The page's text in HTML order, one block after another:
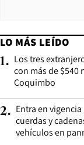
LO MÁS LEÍDO
1. Los tres
con más de $540
Coquimbo
2. Entra en
cuerdas y
vehículos en